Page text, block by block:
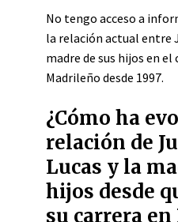
No tengo acceso a
la relación actual entre
madre de sus hijos en
Madrileño desde 1997.
¿Cómo ha
relación de
Lucas y la
hijos desde
su carrera